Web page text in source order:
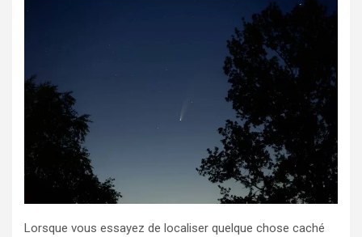
Lorsque vous essayez de localiser quelque chose caché